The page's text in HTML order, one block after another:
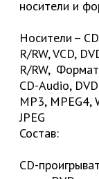
носители и
Носители –
R/RW, VCD,
R/RW,
CD-Audio,
MP3, MPEG4,
JPEG
Состав:
CD-